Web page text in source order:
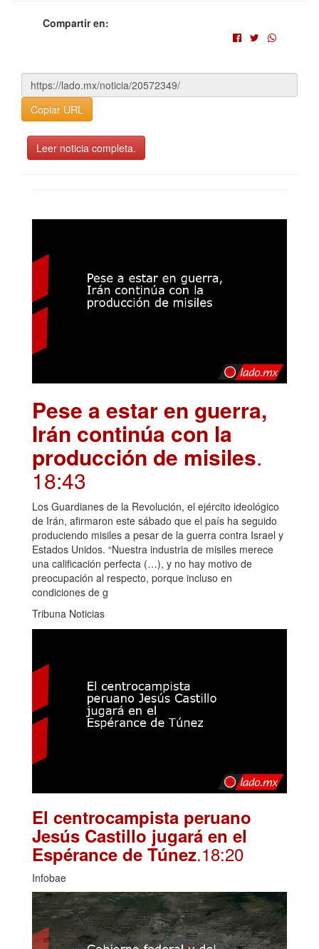
Compartir en:
Copiar URL
Leer noticia completa.
Pese a estar en guerra,
Irán continúa con la
producción de misiles.
18:43
Los Guardianes de la Revolución, el ejército ideológico
de Irán, afirmaron este sábado que el país ha seguido
produciendo misiles a pesar de la guerra contra Israel y
Estados Unidos. “Nuestra industria de misiles merece
una calificación perfecta (…), y no hay motivo de
preocupación al respecto, porque incluso en
condiciones de g
Tribuna Noticias
El centrocampista peruano
Jesús Castillo jugará en el
Espérance de Túnez.18:20
Infobae